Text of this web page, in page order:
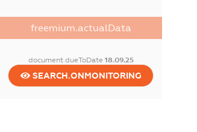
freemium.actualData
document.dueToDate 18.09.25
SEARCH.ONMONITORING